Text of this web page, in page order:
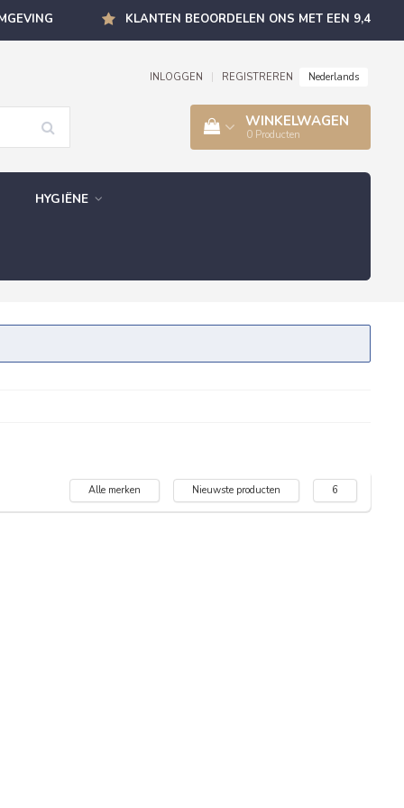
KLANTEN BEOORDELEN ONS MET EEN 9,4
INLOGGEN REGISTREREN Nederlands
WINKELWAGEN
0 Producten
HYGIËNE
Alle merken Nieuwste producten 6